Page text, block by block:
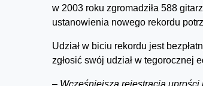
w 2003 roku zgromadziła 588
ustanowienia nowego rekordu
Udział w biciu rekordu jest
zgłosić swój udział w tegorocznej
– Wcześniejsza rejestracja